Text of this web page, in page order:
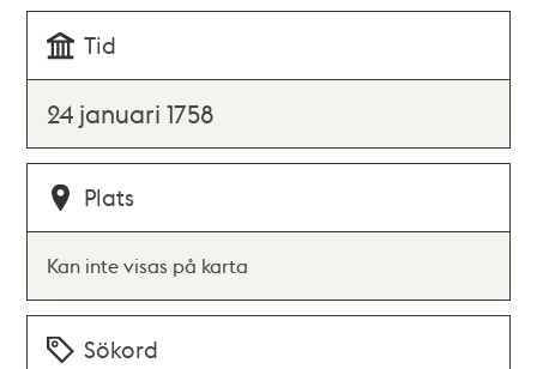
Tid
24 januari 1758
Plats
Kan inte visas på karta
Sökord